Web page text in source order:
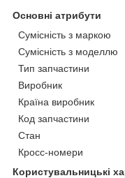
Основні атрибути
Сумісність з маркою
Сумісність з моделлю
Тип запчастини
Виробник
Країна виробник
Код запчастини
Стан
Кросс-номери
Користувальницькі